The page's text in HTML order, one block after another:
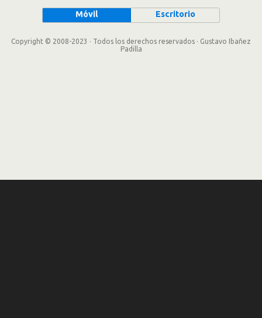
Móvil Escritorio
Copyright © 2008-2023 · Todos los derechos reservados · Gustavo Ibañez
Padilla